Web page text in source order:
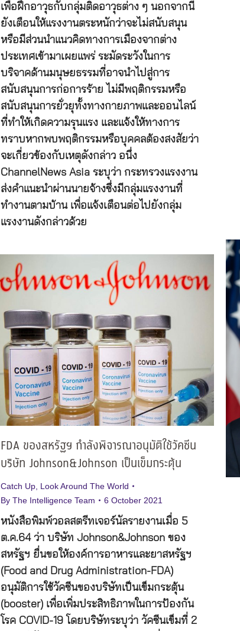
เพื่อฝึกอาวุธกับกลุ่มติดอาวุธต่าง ๆ นอกจากนี้
ยังเตือนให้แรงงานตระหนักว่าจะไม่สนับสนุน
หรือมีส่วนนำแนวคิดทางการเมืองจากต่าง
ประเทศเข้ามาเผยแพร่ ระมัดระวังในการ
บริจาคด้านมนุษยธรรมที่อาจนำไปสู่การ
สนับสนุนการก่อการร้าย ไม่มีพฤติกรรมหรือ
สนับสนุนการยั่วยุทั้งทางกายภาพและออนไลน์
ที่ทำให้เกิดความรุนแรง และแจ้งให้ทางการ
ทราบหากพบพฤติกรรมหรือบุคคลต้องสงสัยว่า
จะเกี่ยวข้องกับเหตุดังกล่าว อนึ่ง
ChannelNews Asia ระบุว่า กระทรวงแรงงาน
ส่งคำแนะนำผ่านนายจ้างซึ่งมีกลุ่มแรงงานที่
ทำงานตามบ้าน เพื่อแจ้งเตือนต่อไปยังกลุ่ม
แรงงานดังกล่าวด้วย
FDA ของสหรัฐฯ กำลังพิจารณาอนุมัติใช้วัคซีน
บริษัท Johnson&Johnson เป็นเข็มกระตุ้น
Catch Up Look Around The World
By The Intelligence Team 6 October 2021
หนังสือพิมพ์วอลสตรีทเจอร์นัลรายงานเมื่อ 5
ต.ค.64 ว่า บริษัท Johnson&Johnson ของ
สหรัฐฯ ยื่นขอให้องค์การอาหารและยาสหรัฐฯ
(Food and Drug Administration-FDA)
อนุมัติการใช้วัคซีนของบริษัทเป็นเข็มกระตุ้น
(booster) เพื่อเพิ่มประสิทธิภาพในการป้องกัน
โรค COVID-19 โดยบริษัทระบุว่า วัคซีนเข็มที่ 2